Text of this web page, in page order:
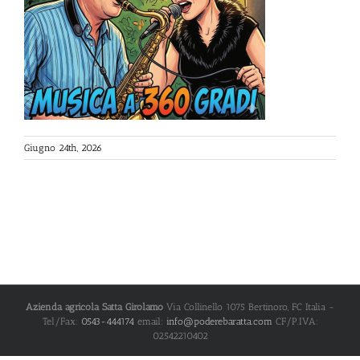
Giugno 24th, 2026
Azienda agricola Satta Girolamo Via Collinello 1075 Bertinoro, FC Italia -
Tel/Fax: 0543-444174email: info@poderebaratta.com CF/P.IVA:
02542210402